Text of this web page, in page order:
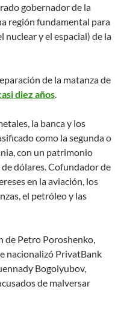
gobernador de la
región fundamental para
y el espacial) de la
de la matanza de
diez años.
la banca y los
como la segunda o
con un patrimonio
dólares. Cofundador de
en la aviación, los
el petróleo y las
de Petro Poroshenko,
nacionalizó PrivatBank
Bogolyubov,
​​de malversar